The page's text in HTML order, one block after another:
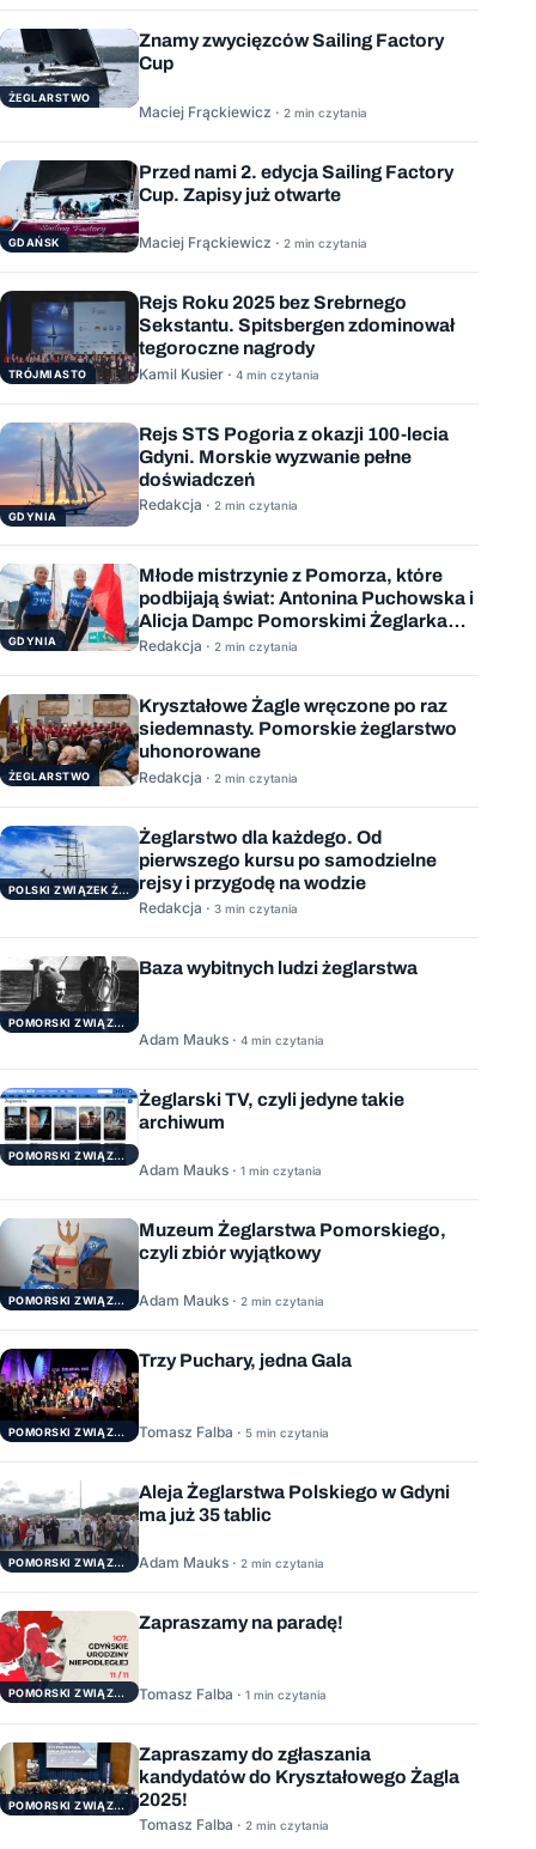
ŻEGLARSTWO
Znamy zwycięzców Sailing Factory
Cup
Maciej Frąckiewicz · 2 min czytania
GDAŃSK
Przed nami 2. edycja Sailing Factory
Cup. Zapisy już otwarte
Maciej Frąckiewicz · 2 min czytania
TRÓJMIASTO
Rejs Roku 2025 bez Srebrnego
Sekstantu. Spitsbergen zdominował
tegoroczne nagrody
Kamil Kusier · 4 min czytania
GDYNIA
Rejs STS Pogoria z okazji 100-lecia
Gdyni. Morskie wyzwanie pełne
doświadczeń
Redakcja · 2 min czytania
GDYNIA
Młode mistrzynie z Pomorza, które
podbijają świat: Antonina Puchowska i
Alicja Dampc Pomorskimi Żeglarkami
Roku 2025
Redakcja · 2 min czytania
ŻEGLARSTWO
Kryształowe Żagle wręczone po raz
siedemnasty. Pomorskie żeglarstwo
uhonorowane
Redakcja · 2 min czytania
POLSKI ZWIĄZEK ŻEGLARSKI
Żeglarstwo dla każdego. Od
pierwszego kursu po samodzielne
rejsy i przygodę na wodzie
Redakcja · 3 min czytania
POMORSKI ZWIĄZEK ŻEGLARSKI
Baza wybitnych ludzi żeglarstwa
Adam Mauks · 4 min czytania
POMORSKI ZWIĄZEK ŻEGLARSKI
Żeglarski TV, czyli jedyne takie
archiwum
Adam Mauks · 1 min czytania
POMORSKI ZWIĄZEK ŻEGLARSKI
Muzeum Żeglarstwa Pomorskiego,
czyli zbiór wyjątkowy
Adam Mauks · 2 min czytania
POMORSKI ZWIĄZEK ŻEGLARSKI
Trzy Puchary, jedna Gala
Tomasz Falba · 5 min czytania
POMORSKI ZWIĄZEK ŻEGLARSKI
Aleja Żeglarstwa Polskiego w Gdyni
ma już 35 tablic
Adam Mauks · 2 min czytania
POMORSKI ZWIĄZEK ŻEGLARSKI
Zapraszamy na paradę!
Tomasz Falba · 1 min czytania
POMORSKI ZWIĄZEK ŻEGLARSKI
Zapraszamy do zgłaszania
kandydatów do Kryształowego Żagla
2025!
Tomasz Falba · 2 min czytania